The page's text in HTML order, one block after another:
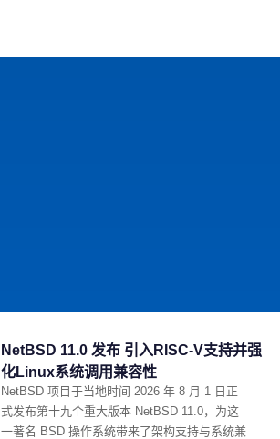
NetBSD 11.0 发布 引入RISC-V支持并强
化Linux系统调用兼容性
NetBSD 项目于当地时间 2026 年 8 月 1 日正
式发布第十九个重大版本 NetBSD 11.0，为这
一著名 BSD 操作系统带来了架构支持与系统兼